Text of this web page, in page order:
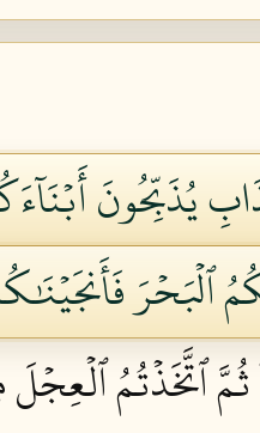
يُذَبِّحُونَ
ٱلۡبَحۡرَ
ٱتَّخَذۡتُمُ